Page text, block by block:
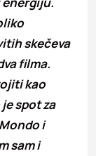
skečeva
filma.
kao
spot za
i
sam i